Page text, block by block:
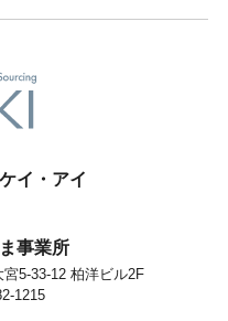
情報を適切に管理し、次のい
ために当社が業務を委託する
場合。
正・削除などをご希望される
、対応させていただきます。
イ・アイ
事業所
5-33-12 柏洋ビル2F
1215